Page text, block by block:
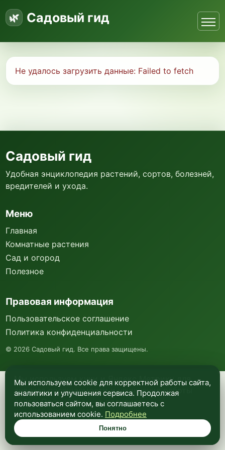
Садовый гид
Не удалось загрузить данные: Failed to fetch
Мы используем куки и Яндекс Метрику для
анализа посещаемости и улучшения работы
сайта. Подробнее —в политике
конфиденциальности.
Понятно
Садовый гид
Удобная энциклопедия растений, сортов, болезней,
вредителей и ухода.
Меню
Главная
Комнатные растения
Сад и огород
Полезное
Правовая информация
Пользовательское соглашение
Политика конфиденциальности
© 2026 Садовый гид. Все права защищены.
Мы используем cookie для корректной работы сайта,
аналитики и улучшения сервиса. Продолжая
пользоваться сайтом, вы соглашаетесь с
использованием cookie. Подробнее
Понятно